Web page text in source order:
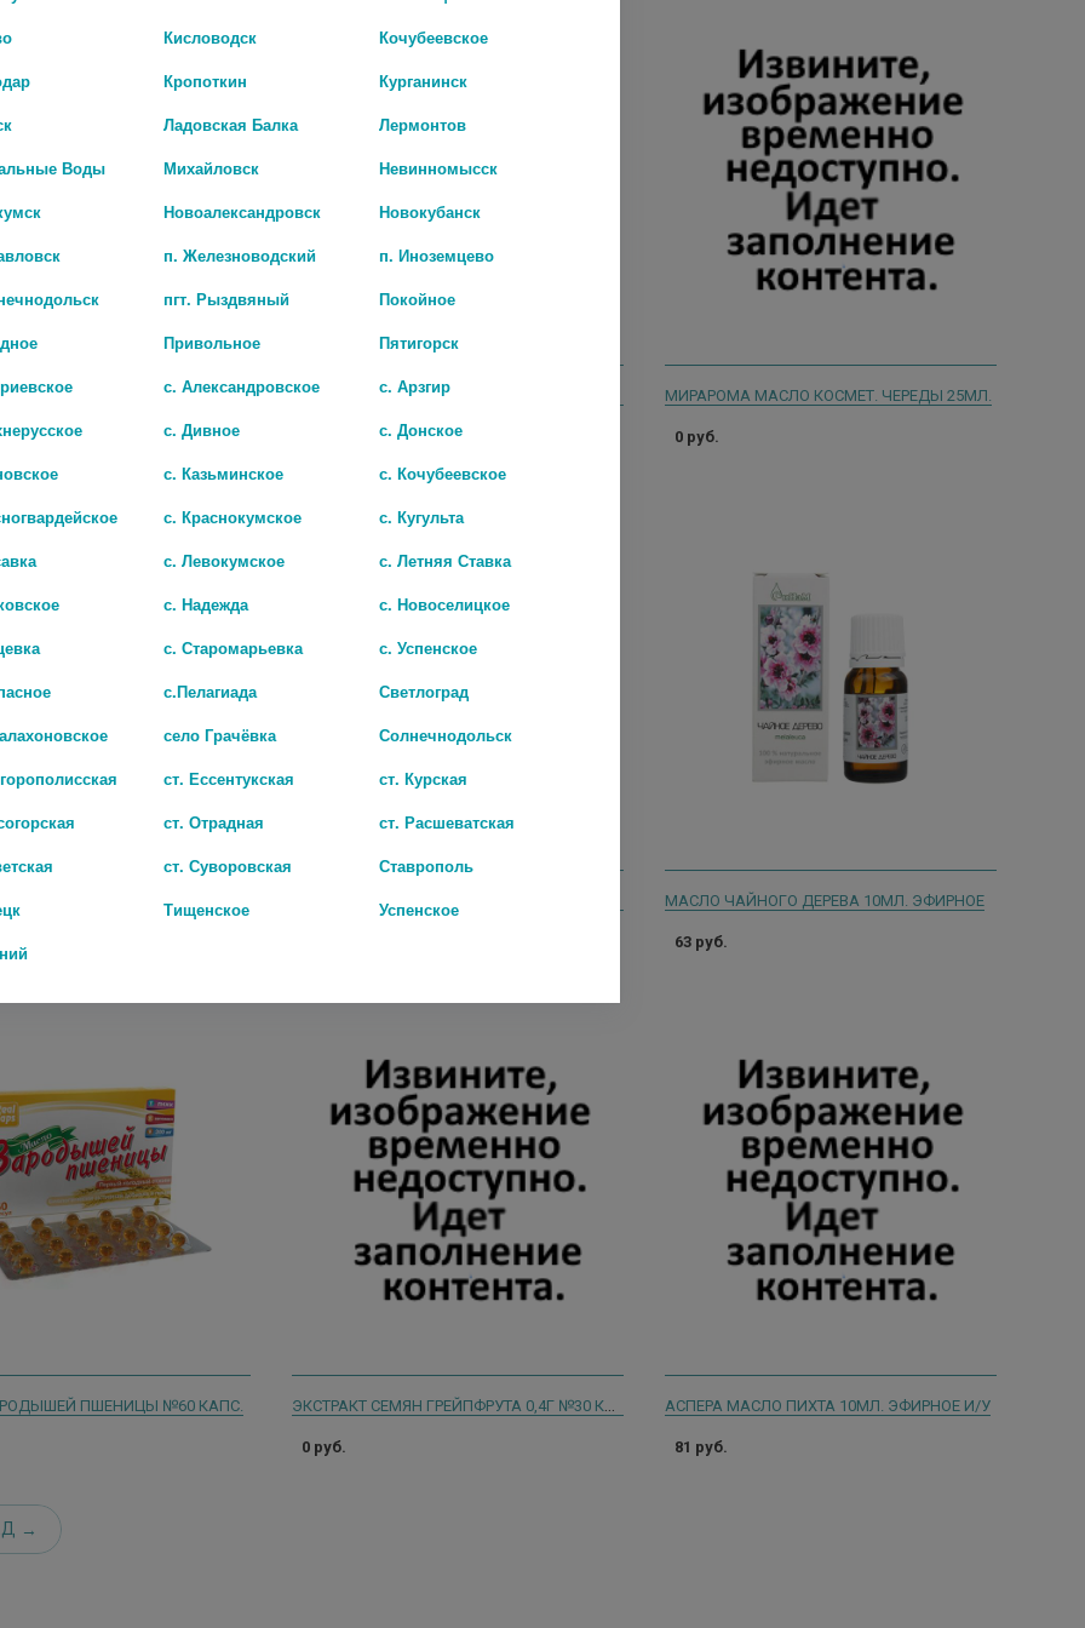
МИРРОЛЛА МАСЛО ОБЛЕПИХИ КОСМЕТ. 100МЛ. ФЛ. МИРАРОМА МАСЛО КОСМЕТ. ЧЕРЕДЫ 25МЛ.
0 руб.
МАСЛО ПЕРСИК 25МЛ. МАСЛО ЧАЙНОГО ДЕРЕВА 10МЛ. ЭФИРНОЕ
63 руб.
ПШЕНИЦЫ №60 КАПС.
0 руб.
АСПЕРА МАСЛО ПИХТА 10МЛ. ЭФИРНОЕ И/У
81 руб.
Кисловодск
Кочубеевское
Кропоткин
Курганинск
Ладовская Балка
Лермонтов
Воды
Михайловск
Невинномысск
Новоалександровск
Новокубанск
п. Железноводский
п. Иноземцево
пгт. Рыздвяный
Покойное
Привольное
Пятигорск
с. Александровское
с. Арзгир
с. Дивное
с. Донское
с. Казьминское
с. Кочубеевское
с. Краснокумское
с. Кугульта
с. Левокумское
с. Летняя Ставка
с. Надежда
с. Новоселицкое
с. Старомарьевка
с. Успенское
с.Пелагиада
Светлоград
село Грачёвка
Солнечнодольск
ст. Ессентукская
ст. Курская
ст. Отрадная
ст. Расшеватская
ст. Суворовская
Ставрополь
Тищенское
Успенское